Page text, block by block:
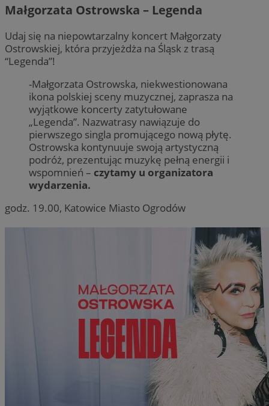
Małgorzata Ostrowska – Legenda
Udaj się na niepowtarzalny koncert Małgorzaty
Ostrowskiej, która przyjeżdża na Śląsk z trasą
“Legenda”!
-Małgorzata Ostrowska, niekwestionowana
ikona polskiej sceny muzycznej, zaprasza na
wyjątkowe koncerty zatytułowane
„Legenda”. Nazwatrasy nawiązuje do
pierwszego singla promującego nową płytę.
Ostrowska kontynuuje swoją artystyczną
podróż, prezentując muzykę pełną energii i
wspomnień – czytamy u organizatora
wydarzenia.
godz. 19.00, Katowice Miasto Ogrodów